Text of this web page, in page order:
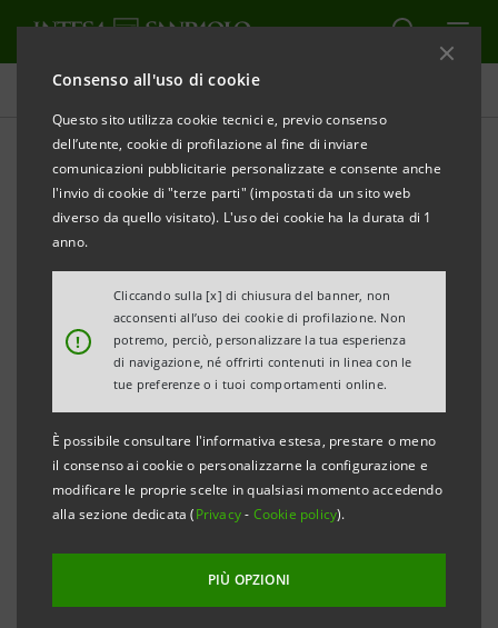
Consenso all'uso di cookie
Questo sito utilizza cookie tecnici e, previo consenso
dell’utente, cookie di profilazione al fine di inviare
comunicazioni pubblicitarie personalizzate e consente anche
l'invio di cookie di "terze parti" (impostati da un sito web
diverso da quello visitato). L'uso dei cookie ha la durata di 1
anno.
!
Cliccando sulla [x] di chiusura del banner, non
acconsenti all’uso dei cookie di profilazione. Non
potremo, perciò, personalizzare la tua esperienza
di navigazione, né offrirti contenuti in linea con le
tue preferenze o i tuoi comportamenti online.
È possibile consultare l'informativa estesa, prestare o meno
il consenso ai cookie o personalizzarne la configurazione e
modificare le proprie scelte in qualsiasi momento accedendo
alla sezione dedicata (Privacy- Cookie policy).
PIÙ OPZIONI
Comunicati stampa
STAMPA AGGIORNA
COMUNICATO STAMPA
INTESA SANPAOLO DELIBERA POLICY PER IL
SETTORE CARBONE
Milano, 19 maggio 2020–Intesa Sanpaolo rende noto
di aver approvato la policy che definisce le limitazioni
e i criteri di esclusione per l’operatività creditizia del
Gruppo nel settore del carbone. La policy si applica in
tutti i Paesi in cui opera il Gruppo a finanziamenti nei
settori dell’estrazione di carbone termico e delle
centrali termiche a carbone.